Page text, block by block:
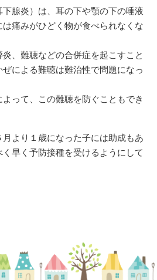
腺炎）は、耳の下や顎の下の唾液
痛みがひどく物が食べられなくな
、難聴などの合併症を起こすこと
による難聴は難治性で問題になっ
って、この難聴を防ぐこともでき
より１歳になった子には助成もあ
早く予防接種を受けるようにして